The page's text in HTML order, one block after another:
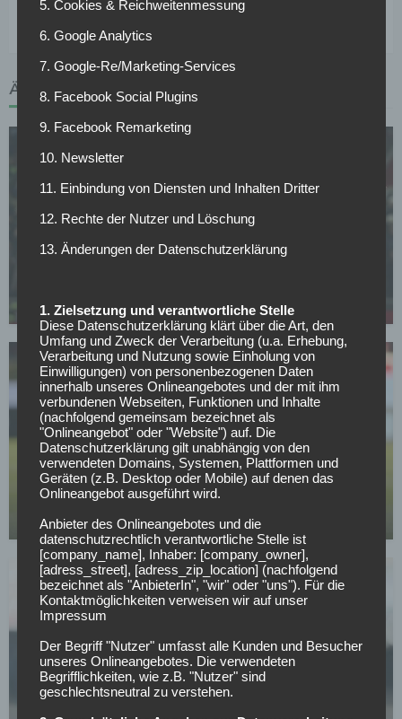
ÄHNLICHE ARTIKEL
Füllkrug will zurück zu Werder, aber dieses
01.05.2026
BUNDESLIGA
Wer kann sich am Wochenende aus dem
Abstiegskampf retten?
01.05.2026
SV WERDER BREMEN
Werder Bremens Top-Spieler will bleiben:
5. Cookies & Reichweitenmessung
6. Google Analytics
7. Google-Re/Marketing-Services
8. Facebook Social Plugins
9. Facebook Remarketing
10. Newsletter
11. Einbindung von Diensten und Inhalten Dritter
12. Rechte der Nutzer und Löschung
13. Änderungen der Datenschutzerklärung
1. Zielsetzung und verantwortliche Stelle
Diese Datenschutzerklärung klärt über die Art, den
Umfang und Zweck der Verarbeitung (u.a. Erhebung,
Verarbeitung und Nutzung sowie Einholung von
Einwilligungen) von personenbezogenen Daten
innerhalb unseres Onlineangebotes und der mit ihm
verbundenen Webseiten, Funktionen und Inhalte
(nachfolgend gemeinsam bezeichnet als
"Onlineangebot" oder "Website") auf. Die
Datenschutzerklärung gilt unabhängig von den
verwendeten Domains, Systemen, Plattformen und
Geräten (z.B. Desktop oder Mobile) auf denen das
Onlineangebot ausgeführt wird.
Anbieter des Onlineangebotes und die
datenschutzrechtlich verantwortliche Stelle ist
[company_name], Inhaber: [company_owner],
[adress_street], [adress_zip_location] (nachfolgend
bezeichnet als "AnbieterIn", "wir" oder "uns"). Für die
Kontaktmöglichkeiten verweisen wir auf unser
Impressum
Der Begriff "Nutzer" umfasst alle Kunden und Besucher
unseres Onlineangebotes. Die verwendeten
Begrifflichkeiten, wie z.B. "Nutzer" sind
geschlechtsneutral zu verstehen.